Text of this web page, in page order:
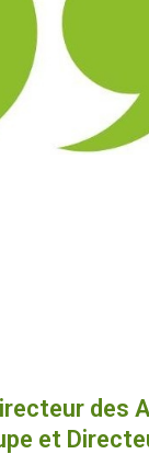
des
et